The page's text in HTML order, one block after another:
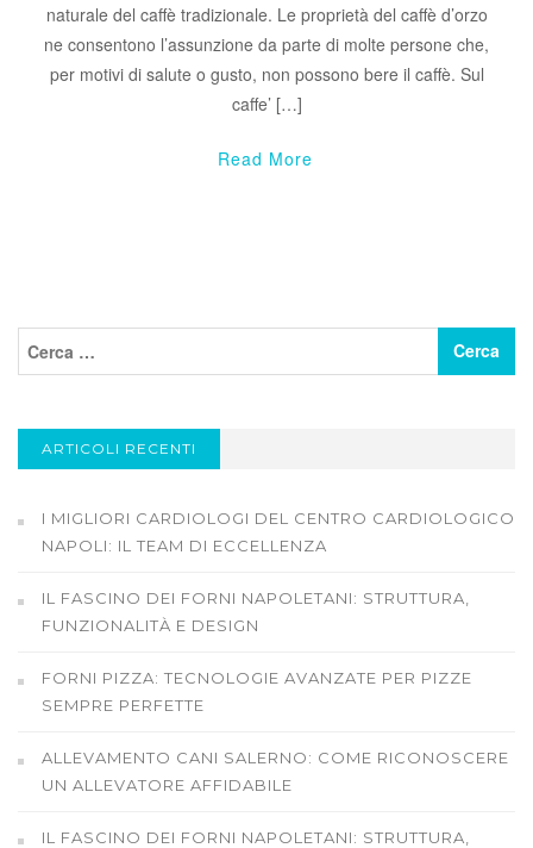
naturale del caffè tradizionale. Le proprietà del caffè d’orzo
ne consentono l’assunzione da parte di molte persone che,
per motivi di salute o gusto, non possono bere il caffè. Sul
caffe’ […]
Read More
ARTICOLI RECENTI
I MIGLIORI CARDIOLOGI DEL CENTRO CARDIOLOGICO
NAPOLI: IL TEAM DI ECCELLENZA
IL FASCINO DEI FORNI NAPOLETANI: STRUTTURA,
FUNZIONALITÀ E DESIGN
FORNI PIZZA: TECNOLOGIE AVANZATE PER PIZZE
SEMPRE PERFETTE
ALLEVAMENTO CANI SALERNO: COME RICONOSCERE
UN ALLEVATORE AFFIDABILE
IL FASCINO DEI FORNI NAPOLETANI: STRUTTURA,